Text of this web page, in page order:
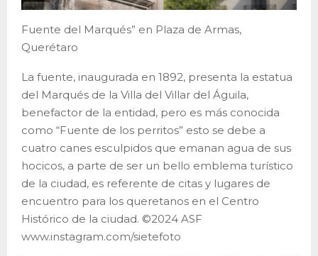
Fuente del Marqués” en Plaza de Armas,
Querétaro
La fuente, inaugurada en 1892, presenta la estatua
del Marqués de la Villa del Villar del Águila,
benefactor de la entidad, pero es más conocida
como “Fuente de los perritos” esto se debe a
cuatro canes esculpidos que emanan agua de sus
hocicos, a parte de ser un bello emblema turístico
de la ciudad, es referente de citas y lugares de
encuentro para los queretanos en el Centro
Histórico de la ciudad. ©2024 ASF
www.instagram.com/sietefoto